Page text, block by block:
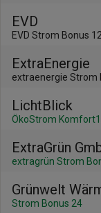
EVD
EVD Strom Bonus 12
ExtraEnergie
extraenergie Strom
LichtBlick
ÖkoStrom
ExtraGrün
extragrün Strom
Grünwelt
Strom Bonus 24